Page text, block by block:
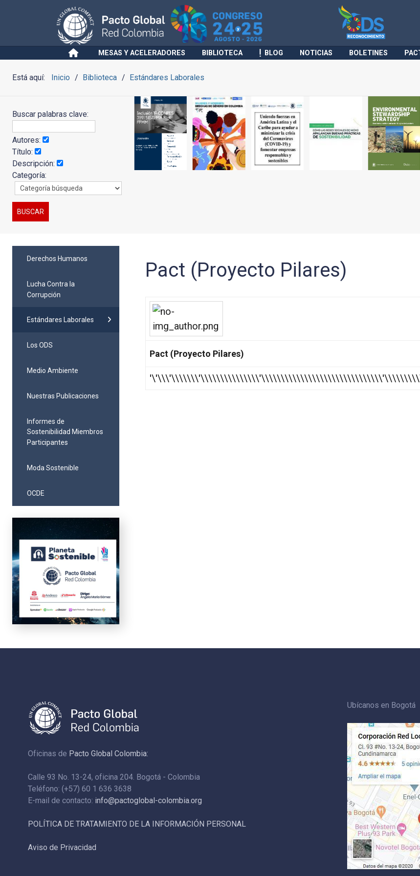
MESAS Y ACELERADORES BIBLIOTECA BLOG NOTICIAS BOLETINES
Está aquí: Inicio Biblioteca Estándares Laborales
Buscar palabras clave:
Autores:
Título:
Descripción:
Categoría:
Derechos Humanos
Lucha Contra la
Corrupción
Estándares Laborales
Los ODS
Medio Ambiente
Nuestras Publicaciones
Informes de
Sostenibilidad Miembros
Participantes
Moda Sostenible
OCDE
Pact (Proyecto Pilares)
Pact (Proyecto Pilares)
Oficinas de Pacto Global Colombia:
Calle 93 No. 13-24, oficina 204. Bogotá - Colombia
Teléfono: (+57) 60 1 636 3638
E-mail de contacto: info@pactoglobal-colombia.org
POLÍTICA DE TRATAMIENTO DE LA INFORMACIÓN PERSONAL
Aviso de Privacidad
Ubícanos en Bogotá